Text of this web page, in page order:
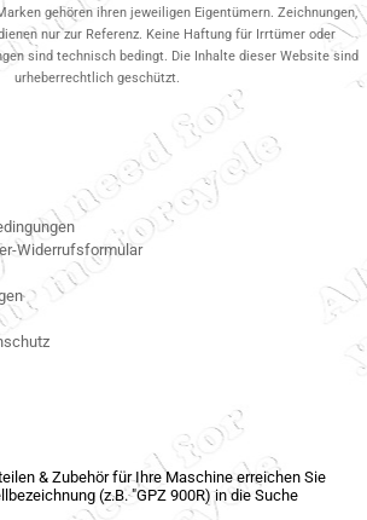
gehören ihren jeweiligen Eigentümern. Zeichnungen,
nur zur Referenz. Keine Haftung für Irrtümer oder
sind technisch bedingt. Die Inhalte dieser Website sind
urheberrechtlich geschützt.
Widerrufsformular
& Zubehör für Ihre Maschine erreichen Sie
(z.B. "GPZ 900R) in die Suche